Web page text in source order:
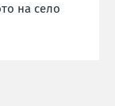
на село